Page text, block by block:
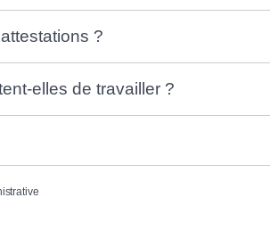
?
elles de travailler ?